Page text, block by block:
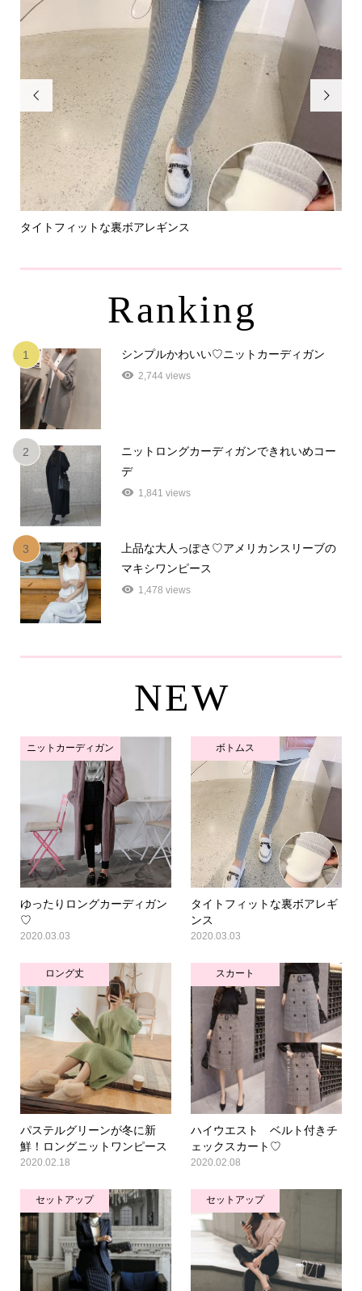

タイトフィットな裏ボアレギンス

Ranking
1 シンプルかわいい♡ニットカーディガン
2,744 views
2
ニットロングカーディガンできれいめコー
デ
1,841 views
3
上品な大人っぽさ♡アメリカンスリーブの
マキシワンピース
1,478 views
NEW
ニットカーディガン
ゆったりロングカーディガン
♡
2020.03.03
ボトムス
タイトフィットな裏ボアレギ
ンス
2020.03.03
ロング丈
パステルグリーンが冬に新
鮮！ロングニットワンピース
2020.02.18
スカート
ハイウエスト ベルト付きチ
ェックスカート♡
2020.02.08
セットアップ セットアップ